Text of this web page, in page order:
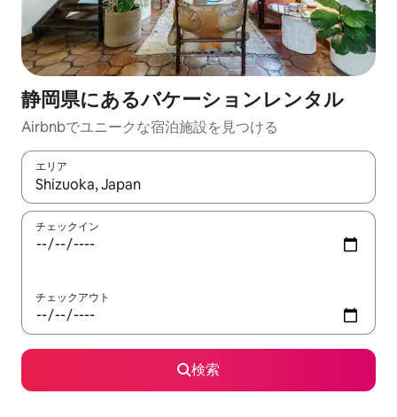
静岡県にあるバケーションレンタル
Airbnbでユニークな宿泊施設を見つける
エリア
検索結果が表示されたら、上下の矢印キーを使って移動するか
チェックイン
チェックアウト
検索